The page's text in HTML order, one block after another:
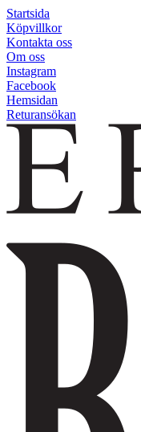
Startsida
Köpvillkor
Kontakta oss
Om oss
Instagram
Facebook
Hemsidan
Returansökan